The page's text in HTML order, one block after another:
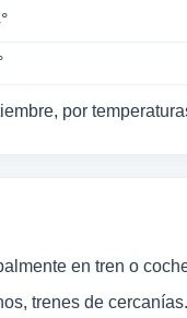
por
en tren o
trenes de cercanías.